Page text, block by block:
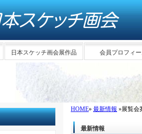
日本スケッチ画会展作品 会員プロフィ
HOME» 最新情報 »展覧会
最新情報